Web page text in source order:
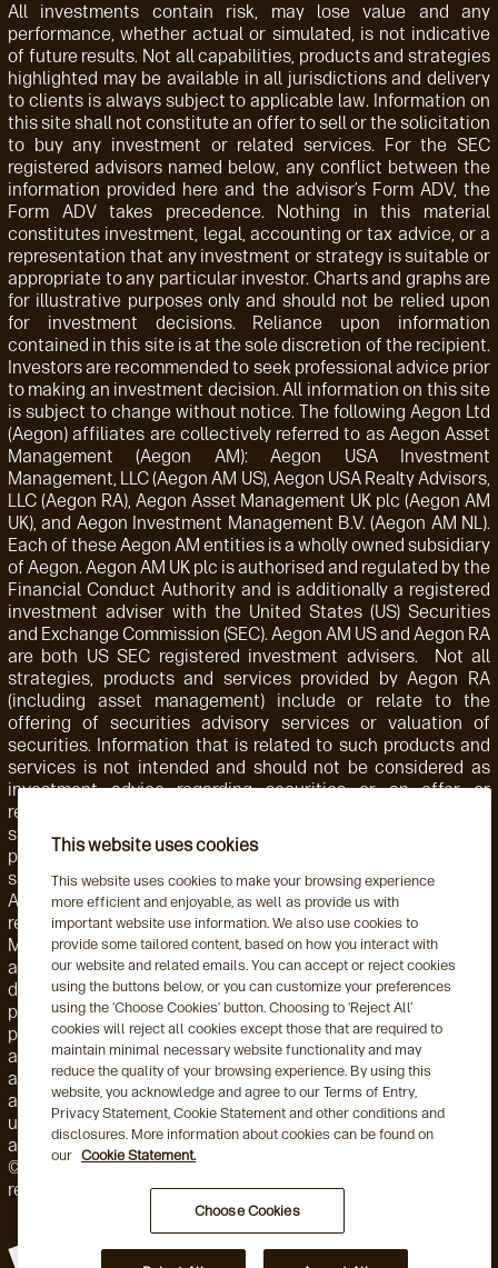
All investments contain risk, may lose value and any
performance, whether actual or simulated, is not indicative
of future results. Not all capabilities, products and strategies
highlighted may be available in all jurisdictions and delivery
to clients is always subject to applicable law. Information on
this site shall not constitute an offer to sell or the solicitation
to buy any investment or related services. For the SEC
registered advisors named below, any conflict between the
information provided here and the advisor’s Form ADV, the
Form ADV takes precedence. Nothing in this material
constitutes investment, legal, accounting or tax advice, or a
representation that any investment or strategy is suitable or
appropriate to any particular investor. Charts and graphs are
for illustrative purposes only and should not be relied upon
for investment decisions. Reliance upon information
contained in this site is at the sole discretion of the recipient.
Investors are recommended to seek professional advice prior
to making an investment decision. All information on this site
is subject to change without notice. The following Aegon Ltd
(Aegon) affiliates are collectively referred to as Aegon Asset
Management (Aegon AM): Aegon USA Investment
Management, LLC (Aegon AM US), Aegon USA Realty Advisors,
LLC (Aegon RA), Aegon Asset Management UK plc (Aegon AM
UK), and Aegon Investment Management B.V. (Aegon AM NL).
Each of these Aegon AM entities is a wholly owned subsidiary
of Aegon. Aegon AM UK plc is authorised and regulated by the
Financial Conduct Authority and is additionally a registered
investment adviser with the United States (US) Securities
and Exchange Commission (SEC). Aegon AM US and Aegon RA
are both US SEC registered investment advisers. Not all
strategies, products and services provided by Aegon RA
(including asset management) include or relate to the
offering of securities advisory services or valuation of
securities. Information that is related to such products and
services is not intended and should not be considered as
investment advice regarding securities or an offer or
recommendation for the sale or purchase of any security,
strategy, or investment instrument. Accordingly, such
products and services are not regulated by the SEC or
subject to the protections of the U.S. Investment Advisers
Act of 1940 or related regulations. Aegon AM NL is
registered with the Netherlands Authority for the Financial
Markets. Aegon AM NL has also entered into a participating
affiliate arrangement with Aegon AM US. Aegon AM entities
deliver services to, and share resources with, one another
pursuant to applicable law as well as both global and local,
policies, monitoring, and supervision. Personnel employed by
a foreign Aegon AM entity engaged in activity for, or through,
a local Aegon AM entity are subject to that local entity's
applicable requirements and oversight. This may include the
use of delegation arrangements and/or a participating
affiliate arrangement (as this term is used by the US SEC).
©2026 Aegon Asset Management or its affiliates. All rights
reserved.
This website uses cookies
This website uses cookies to make your browsing experience
more efficient and enjoyable, as well as provide us with
important website use information. We also use cookies to
provide some tailored content, based on how you interact with
our website and related emails. You can accept or reject cookies
using the buttons below, or you can customize your preferences
using the ‘Choose Cookies’ button. Choosing to ‘Reject All’
cookies will reject all cookies except those that are required to
maintain minimal necessary website functionality and may
reduce the quality of your browsing experience. By using this
website, you acknowledge and agree to our Terms of Entry,
Privacy Statement, Cookie Statement and other conditions and
disclosures. More information about cookies can be found on
our Cookie Statement.
Choose Cookies